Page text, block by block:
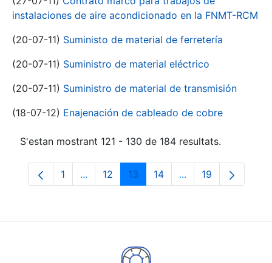
instalaciones de aire acondicionado en la FNMT-RCM
(20-07-11) Suministo de material de ferretería
(20-07-11) Suministro de material eléctrico
(20-07-11) Suministro de material de transmisión
(18-07-12) Enajenación de cableado de cobre
S'estan mostrant 121 - 130 de 184 resultats.
Pàgina
1 ...Pàgines intermèdies Utilitzeu TAB per
Pàgina
12 Pàgina
13 Pàgina
14 ...PàginesPàgina
19